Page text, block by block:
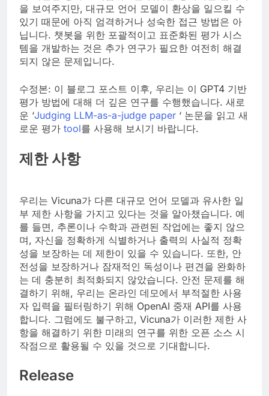
을 보여주지만, 대규모 언어 모델이 환상을 일으킬 수
있기 때문에 아직 엄격하거나 성숙한 접근 방법은 아
닙니다. 챗봇을 위한 포괄적이고 표준화된 평가 시스
템을 개발하는 것은 추가 연구가 필요한 여전히 해결
되지 않은 문제입니다.
수정본: 이 블로그 포스트 이후, 우리는 이 GPT4 기반
평가 방법에 대해 더 깊은 연구를 수행했습니다. 새로
운 ‘Judging LLM-as-a-judge paper ‘ 논문을 읽고 새
로운 평가 tool를 사용해 보시기 바랍니다.
제한 사항
우리는 Vicuna가 다른 대규모 언어 모델과 유사한 일
부 제한 사항을 가지고 있다는 것을 알아챘습니다. 예
를 들면, 추론이나 수학과 관련된 작업에는 좋지 않으
며, 자신을 정확하게 식별하거나 출력의 사실적 정확
성을 보장하는 데 제한이 있을 수 있습니다. 또한, 안
전성을 보장하거나 잠재적인 독성이나 편견을 완화하
는 데 충분히 최적화되지 않았습니다. 안전 문제를 해
결하기 위해, 우리는 온라인 데모에서 부적절한 사용
자 입력을 필터링하기 위해 OpenAI 중재 API를 사용
합니다. 그럼에도 불구하고, Vicuna가 이러한 제한 사
항을 해결하기 위한 미래의 연구를 위한 오픈 소스 시
작점으로 활용될 수 있을 것으로 기대합니다.
Release